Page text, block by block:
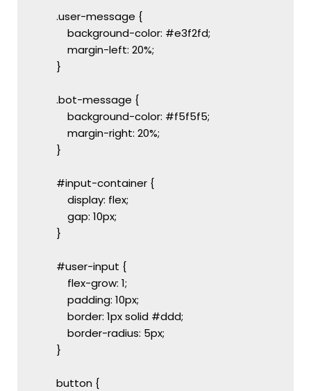
        .user-message {
            background-color: #e3f2fd;
            margin-left: 20%;
        }
        .bot-message {
            background-color: #f5f5f5;
            margin-right: 20%;
        }
        #input-container {
            display: flex;
            gap: 10px;
        }
        #user-input {
            flex-grow: 1;
            padding: 10px;
            border: 1px solid #ddd;
            border-radius: 5px;
        }
        button {